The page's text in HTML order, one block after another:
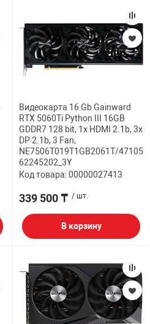
Видеокарта 16 Gb Gainward
RTX 5060Ti Python III 16GB
GDDR7 128 bit, 1x HDMI 2.1b, 3x
DP 2.1b, 3 Fan,
NE7506T019T1GB2061T/47105
62245202_3Y
Код товара: 00000027413
339 500 ₸ / шт.
В корзину